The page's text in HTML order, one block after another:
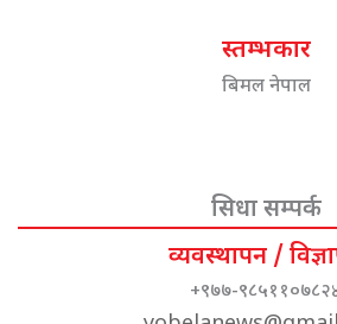
स्तम्भकार
बिमल नेपाल
सिधा सम्पर्क
व्यवस्थापन /
+९७७-